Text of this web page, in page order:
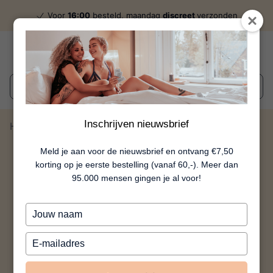
Inschrijven nieuwsbrief
Meld je aan voor de nieuwsbrief en ontvang €7,50
korting op je eerste bestelling (vanaf 60,-). Meer dan
95.000 mensen gingen je al voor!
Typ
je
naam
Typ
je
e-
Voor 16:00 besteld, maandag discreetverzonden
Wat zoek je?
Home Ultiem Verlangen